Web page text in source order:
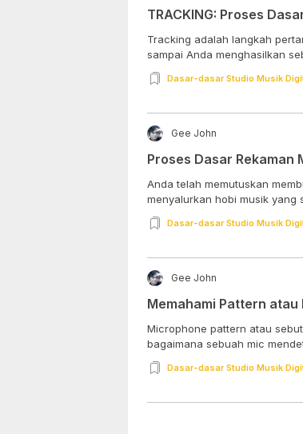
TRACKING: Proses
Tracking adalah langkah
Dasar-dasar Studio Musik
Gee John
Proses Dasar Rekaman
Anda telah memutuskan
menyalurkan hobi musik yang
Dasar-dasar Studio Musik
Gee John
Memahami Pattern atau
Microphone pattern atau
bagaimana sebuah mic
Dasar-dasar Studio Musik